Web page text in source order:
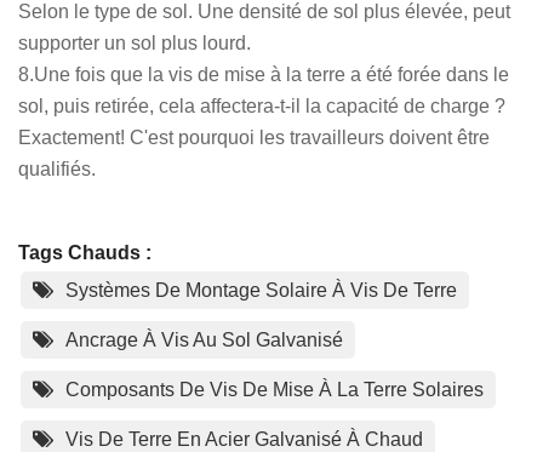
Selon le type de sol. Une densité de sol plus élevée, peut
supporter un sol plus lourd.
8.Une fois que la vis de mise à la terre a été forée dans le
sol, puis retirée, cela affectera-t-il la capacité de charge ?
Exactement! C'est pourquoi les travailleurs doivent être
qualifiés.
Tags Chauds :
Systèmes De Montage Solaire À Vis De Terre
Ancrage À Vis Au Sol Galvanisé
Composants De Vis De Mise À La Terre Solaires
Vis De Terre En Acier Galvanisé À Chaud